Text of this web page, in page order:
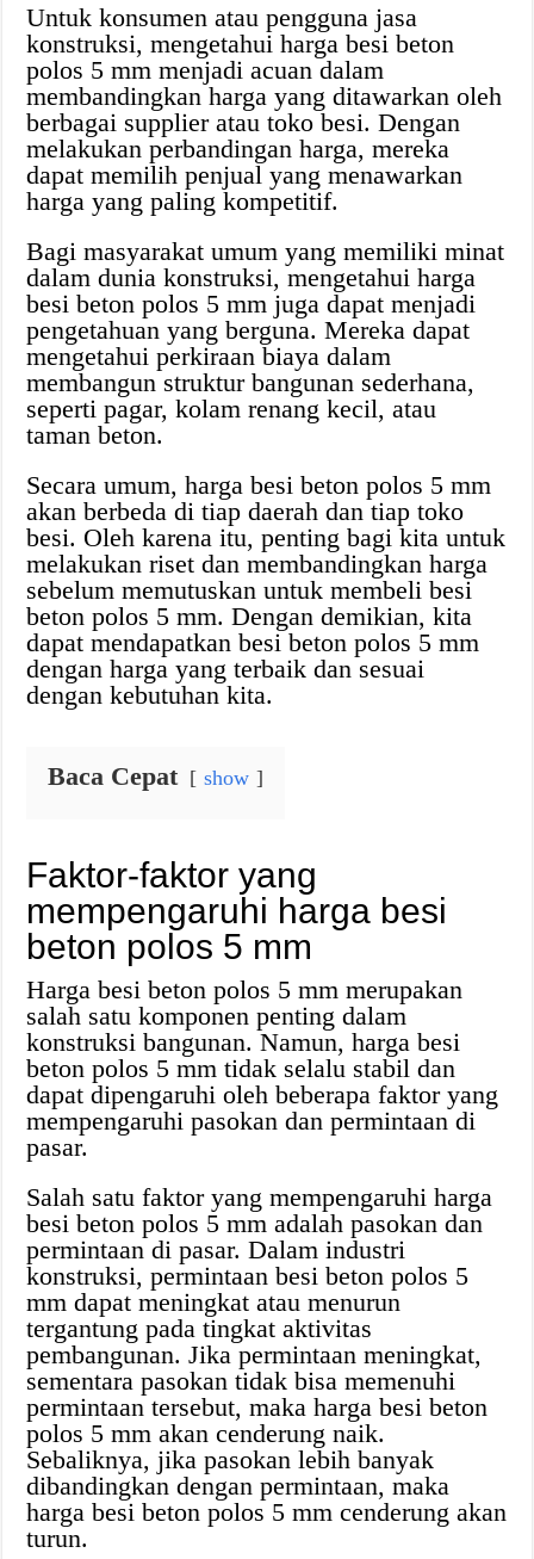
Untuk konsumen atau pengguna jasa
konstruksi, mengetahui harga besi beton
polos 5 mm menjadi acuan dalam
membandingkan harga yang ditawarkan oleh
berbagai supplier atau toko besi. Dengan
melakukan perbandingan harga, mereka
dapat memilih penjual yang menawarkan
harga yang paling kompetitif.
Bagi masyarakat umum yang memiliki minat
dalam dunia konstruksi, mengetahui harga
besi beton polos 5 mm juga dapat menjadi
pengetahuan yang berguna. Mereka dapat
mengetahui perkiraan biaya dalam
membangun struktur bangunan sederhana,
seperti pagar, kolam renang kecil, atau
taman beton.
Secara umum, harga besi beton polos 5 mm
akan berbeda di tiap daerah dan tiap toko
besi. Oleh karena itu, penting bagi kita untuk
melakukan riset dan membandingkan harga
sebelum memutuskan untuk membeli besi
beton polos 5 mm. Dengan demikian, kita
dapat mendapatkan besi beton polos 5 mm
dengan harga yang terbaik dan sesuai
dengan kebutuhan kita.
Baca Cepat show
Faktor-faktor yang
mempengaruhi harga besi
beton polos 5 mm
Harga besi beton polos 5 mm merupakan
salah satu komponen penting dalam
konstruksi bangunan. Namun, harga besi
beton polos 5 mm tidak selalu stabil dan
dapat dipengaruhi oleh beberapa faktor yang
mempengaruhi pasokan dan permintaan di
pasar.
Salah satu faktor yang mempengaruhi harga
besi beton polos 5 mm adalah pasokan dan
permintaan di pasar. Dalam industri
konstruksi, permintaan besi beton polos 5
mm dapat meningkat atau menurun
tergantung pada tingkat aktivitas
pembangunan. Jika permintaan meningkat,
sementara pasokan tidak bisa memenuhi
permintaan tersebut, maka harga besi beton
polos 5 mm akan cenderung naik.
Sebaliknya, jika pasokan lebih banyak
dibandingkan dengan permintaan, maka
harga besi beton polos 5 mm cenderung akan
turun.